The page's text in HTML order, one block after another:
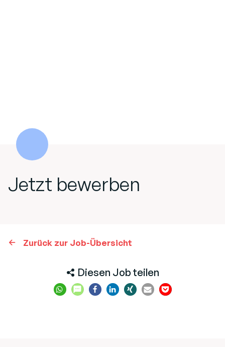
Jetzt bewerben
Zurück zur Job-Übersicht
Diesen Job teilen